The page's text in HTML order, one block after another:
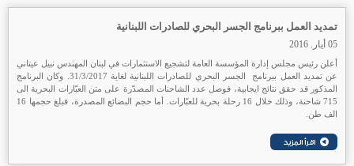
تمديد العمل ببرنامج الجسر البحري للصادرات اللبنانية
05 أيار. 2016
أعلن رئيس مجلس إدارة المؤسسة العامة لتشجيع الاستثمارات في لبنان المهندس نبيل عيتاني
عن تمديد العمل ببرنامج الجسر البحري للصادرات اللبنانية لغاية 31/3/2017. وكان البرنامج
المذكور قد حقق نتائج ايجابية، فوصل عدد الشاحنات المصدّرة على متن العبّارات البحرية الى
715 شاحنة، وذلك خلال 16 رحلة بحرية للعبّارات. أما حجم البضائع المصدرة، فبلغ حجمها 16
الف طن.